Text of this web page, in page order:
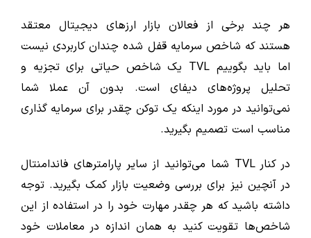
هر چند برخی از فعالان بازار ارزهای دیجیتال معتقد
هستند که شاخص سرمایه قفل شده چندان کاربردی نیست
اما باید بگوییم TVL یک شاخص حیاتی برای تجزیه و
تحلیل پروژه‌های دیفای است. بدون آن عملا شما
نمی‌توانید در مورد اینکه یک توکن چقدر برای سرمایه‌ گذاری
مناسب است تصمیم بگیرید.
در کنار TVL شما می‌توانید از سایر پارامترهای فاندامنتال
در آنچین نیز برای بررسی وضعیت بازار کمک بگیرید. توجه
داشته باشید که هر چقدر مهارت خود را در استفاده از این
شاخص‌ها تقویت کنید به همان اندازه در معاملات خود